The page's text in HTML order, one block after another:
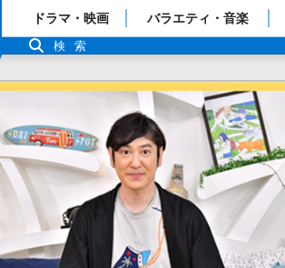
「TBSテレビ」トップページ
番組表
ドラマ・映画 バラエティ・音楽
検索